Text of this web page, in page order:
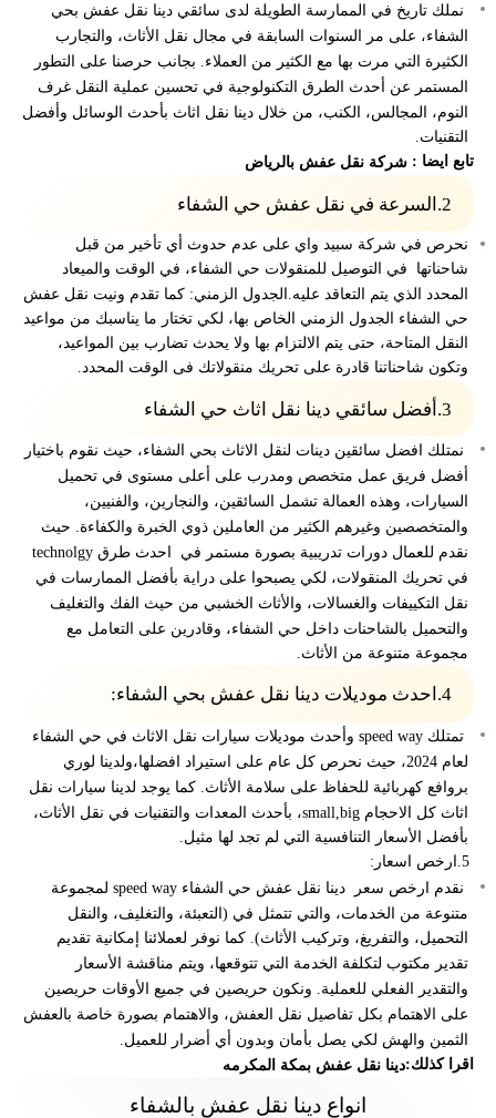
نملك تاريخ في الممارسة الطويلة لدى سائقي دينا نقل عفش بحي
الشفاء، على مر السنوات السابقة في مجال نقل الأثاث، والتجارب
الكثيرة التي مرت بها مع الكثير من العملاء. بجانب حرصنا على التطور
المستمر عن أحدث الطرق التكنولوجية في تحسين عملية النقل غرف
النوم، المجالس، الكنب، من خلال دينا نقل اثاث بأحدث الوسائل وأفضل
التقنيات.
تابع ايضا : شركة نقل عفش بالرياض
2. السرعة في نقل عفش حي الشفاء
نحرص في شركة سبيد واي على عدم حدوث أي تأخير من قبل
شاحناتها في التوصيل للمنقولات حي الشفاء، في الوقت والميعاد
المحدد الذي يتم التعاقد عليه.الجدول الزمني: كما تقدم ونيت نقل عفش
حي الشفاء الجدول الزمني الخاص بها، لكي تختار ما يناسبك من مواعيد
النقل المتاحة، حتى يتم الالتزام بها ولا يحدث تضارب بين المواعيد،
وتكون شاحناتنا قادرة على تحريك منقولاتك فى الوقت المحدد.
3. أفضل سائقي دينا نقل اثاث حي الشفاء
نمتلك افضل سائقين دينات لنقل الاثاث بحي الشفاء، حيث نقوم باختيار
أفضل فريق عمل متخصص ومدرب على أعلى مستوى في تحميل
السيارات، وهذه العمالة تشمل السائقين، والنجارين، والفنيين،
والمتخصصين وغيرهم الكثير من العاملين ذوي الخبرة والكفاءة. حيث
نقدم للعمال دورات تدريبية بصورة مستمر في احدث طرق technolgy
في تحريك المنقولات، لكي يصبحوا على دراية بأفضل الممارسات في
نقل التكييفات والغسالات، والأثاث الخشبي من حيث الفك والتغليف
والتحميل بالشاحنات داخل حي الشفاء، وقادرين على التعامل مع
مجموعة متنوعة من الأثاث.
4. احدث موديلات دينا نقل عفش بحي الشفاء:
تمتلك speed way وأحدث موديلات
سيارات نقل الاثاث في حي الشفاء
لعام 2024، حيث نحرص كل عام على استيراد افضلها،ولدينا لوري
بروافع كهربائية للحفاظ على سلامة الأثاث. كما يوجد لدينا سيارات نقل
اثاث كل الاحجام small,big، بأحدث المعدات والتقنيات في نقل الأثاث،
بأفضل الأسعار التنافسية التي لم تجد لها مثيل.
نقدم ارخص سعر دينا نقل عفش حي الشفاء
speed way لمجموعة
متنوعة من الخدمات، والتي تتمثل في (التعبئة، والتغليف، والنقل
التحميل، والتفريغ، وتركيب الأثاث). كما نوفر لعملائنا إمكانية تقديم
تقدير مكتوب لتكلفة الخدمة التي تتوقعها، ويتم مناقشة الأسعار
والتقدير الفعلي للعملية. ونكون حريصين في جميع الأوقات حريصين
على الاهتمام بكل تفاصيل نقل العفش، والاهتمام بصورة خاصة بالعفش
الثمين والهش لكي يصل بأمان وبدون أي أضرار للعميل.
اقرا كذلك:دينا نقل عفش بمكة المكرمه
انواع دينا نقل عفش بالشفاء